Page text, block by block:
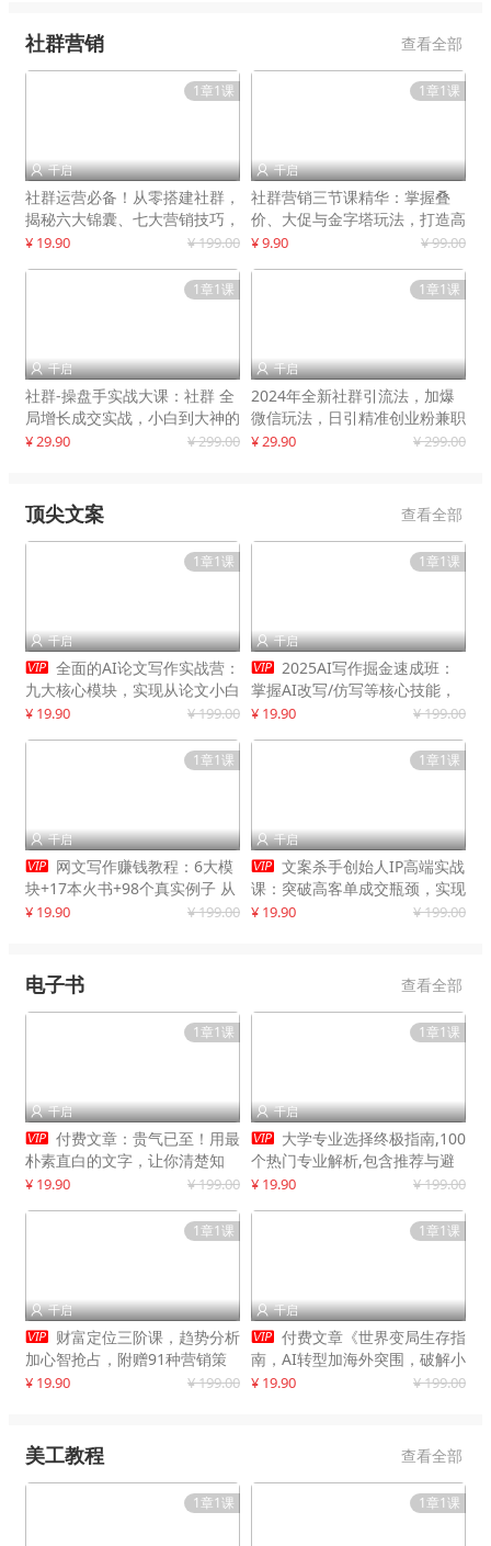
社群营销 查看全部
1章1课
 千启
社群运营必备！从零搭建社群，
揭秘六大锦囊、七大营销技巧，
打造火爆社群
¥ 19.90 ¥ 199.00
1章1课
 千启
社群营销三节课精华：掌握叠
价、大促与金字塔玩法，打造高
效营销体系
¥ 9.90 ¥ 99.00
1章1课
 千启
社群-操盘手实战大课：社群 全
局增长成交实战，小白到大神的
进阶之路
¥ 29.90 ¥ 299.00
1章1课
 千启
2024年全新社群引流法，加爆
微信玩法，日引精准创业粉兼职
粉200+
¥ 29.90 ¥ 299.00
顶尖文案 查看全部
1章1课
 千启
 全面的AI论文写作实战营：
九大核心模块，实现从论文小白
到高效产出的跨越
¥ 19.90 ¥ 199.00
1章1课
 千启
 2025AI写作掘金速成班：
掌握AI改写/仿写等核心技能，
实现单篇文案变现500+
¥ 19.90 ¥ 199.00
1章1课
 千启
 网文写作赚钱教程：6大模
块+17本火书+98个真实例子 从
入门到精通实战方法
¥ 19.90 ¥ 199.00
1章1课
 千启
 文案杀手创始人IP高端实战
课：突破高客单成交瓶颈，实现
IP商业价值最大化
¥ 19.90 ¥ 199.00
电子书 查看全部
1章1课
 千启
 付费文章：贵气已至！用最
朴素直白的文字，让你清楚知
道，该如何接住这一次时代的泼
¥ 19.90 ¥ 199.00
1章1课
 千启
 大学专业选择终极指南,100
个热门专业解析,包含推荐与避
雷实用建议
¥ 19.90 ¥ 199.00
1章1课
 千启
 财富定位三阶课，趋势分析
加心智抢占，附赠91种营销策
略模型
¥ 19.90 ¥ 199.00
1章1课
 千启
 付费文章《世界变局生存指
南，AI转型加海外突围，破解小
城市生存陷阱》
¥ 19.90 ¥ 199.00
美工教程 查看全部
1章1课 1章1课